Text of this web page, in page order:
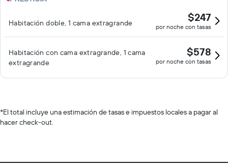
Habitación doble, 1 cama extragrande $247
por noche con tasas
Habitación con cama extragrande, 1 cama
extragrande
$578
por noche con tasas
*El total incluye una estimación de tasas e impuestos locales a pagar al
hacer check-out.